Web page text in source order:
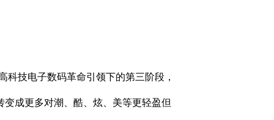
技电子数码革命引领下的第三阶段，
成更多对潮、酷、炫、美等更轻盈但